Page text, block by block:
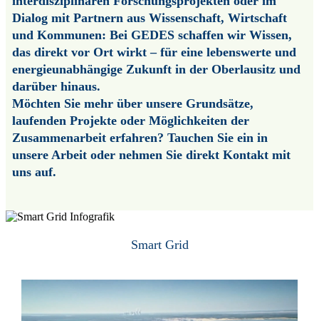
Dialog mit Partnern aus Wissenschaft, Wirtschaft
und Kommunen: Bei GEDES schaffen wir Wissen,
das direkt vor Ort wirkt – für eine lebenswerte und
energieunabhängige Zukunft in der Oberlausitz und
darüber hinaus.
Möchten Sie mehr über unsere Grundsätze,
laufenden Projekte oder Möglichkeiten der
Zusammenarbeit erfahren? Tauchen Sie ein in
unsere Arbeit oder nehmen Sie direkt Kontakt mit
uns auf.
Smart Grid